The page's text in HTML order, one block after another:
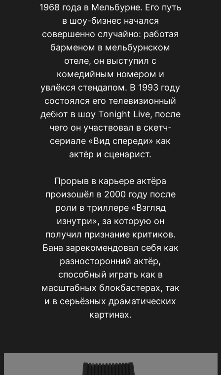
1968 года в Мельбурне. Его путь
в шоу-бизнес начался
совершенно случайно: работая
барменом в мельбурнском
отеле, он выступил с
комедийным номером и
увлёкся стендапом. В 1993 году
состоялся его телевизионный
дебют в шоу Tonight Live, после
чего он участвовал в скетч-
сериале «Вид спереди» как
актёр и сценарист.
Прорыв в карьере актёра
произошёл в 2000 году после
роли в триллере «Взгляд
изнутри», за которую он
получил признание критиков.
Бана зарекомендовал себя как
разносторонний актёр,
способный играть как в
масштабных блокбастерах, так
и в серьёзных драматических
картинах.